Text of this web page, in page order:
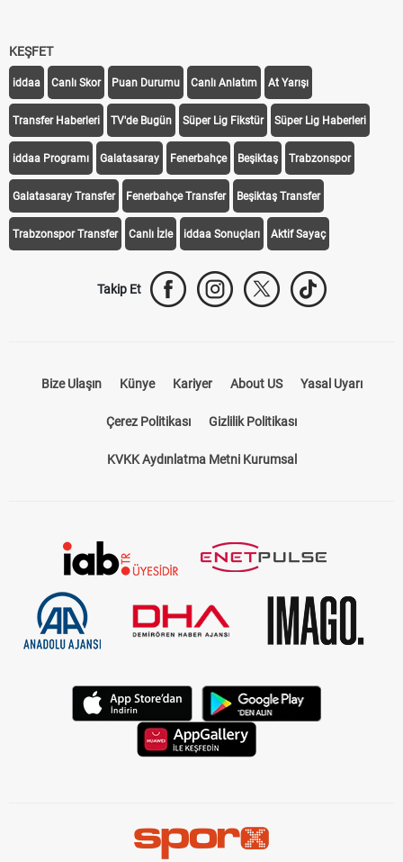
KEŞFET
iddaa Canlı Skor Puan Durumu Canlı Anlatım At Yarışı
Transfer Haberleri TV'de Bugün Süper Lig Fikstür Süper Lig Haberleri
iddaa Programı Galatasaray Fenerbahçe Beşiktaş Trabzonspor
Galatasaray Transfer Fenerbahçe Transfer Beşiktaş Transfer
Trabzonspor Transfer Canlı İzle iddaa Sonuçları Aktif Sayaç
Takip Et
Bize Ulaşın Künye Kariyer About US Yasal Uyarı
Çerez Politikası Gizlilik Politikası
KVKK Aydınlatma Metni Kurumsal